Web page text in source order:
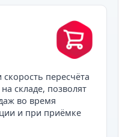
пересчёта
складе, позволят
во время
и при приёмке